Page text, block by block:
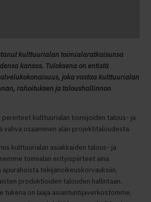
kulttuurialan toimialaratkaisunsa
kanssa. Tuloksena on entistä
joka vastaa kulttuurialan
rahoituksen ja taloushallinnon
perinteet kulttuurialan toimijoiden talous- ja
vahva osaaminen alan projektitaloudesta.
kulttuurialan asiakkaiden talous- ja
toimialan erityispiirteet aina
tekijänoikeuskorvauksiin,
produktioiden talouden hallintaan.
tukena on laaja asiantuntijaverkostomme,